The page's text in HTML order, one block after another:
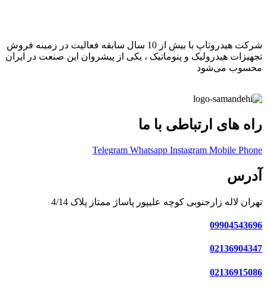
شرکت هیدروتاپ با بیش از 10 سال سابقه فعالیت در زمینه فروش
تجهیزات هیدرولیک و پنوماتیک ، یکی از پیشروان این صنعت در ایران
محسوب می‌شود
راه های ارتباطی با ما
Telegram Whatsapp Instagram Mobile Phone
آدرس
تهران لاله زارجنوبی کوچه علیپور پاساژ ممتاز پلاک 4/14
09904543696
02136904347
02136915086